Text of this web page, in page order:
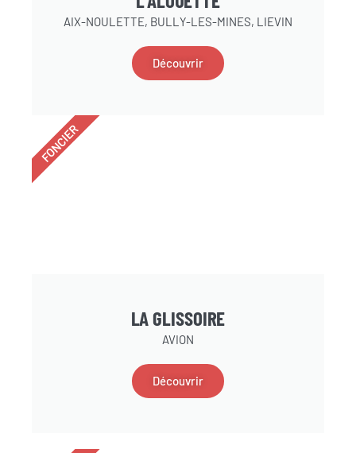
AIX-NOULETTE, BULLY-LES-MINES, LIEVIN
Découvrir
LA GLISSOIRE
AVION
Découvrir
FONCIER